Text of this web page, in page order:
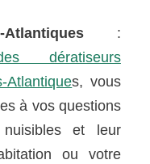
Atlantiques :
dératiseurs
Atlantiques, vous
à vos questions
nuisibles et leur
ou votre